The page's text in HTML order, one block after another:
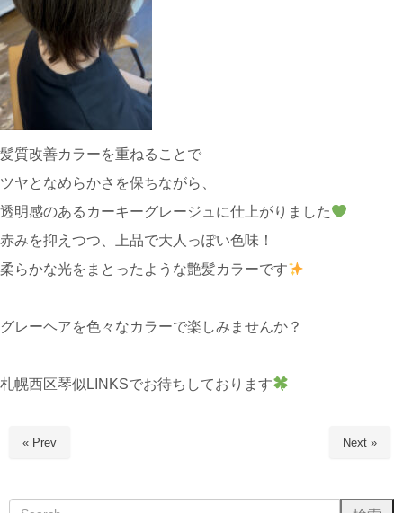
髪質改善カラーを重ねることで
ツヤとなめらかさを保ちながら、
透明感のあるカーキーグレージュに仕上がりました
赤みを抑えつつ、上品で大人っぽい色味！
柔らかな光をまとったような艶髪カラーです
グレーヘアを色々なカラーで楽しみませんか？
札幌西区琴似LINKSでお待ちしております
« Prev Next »